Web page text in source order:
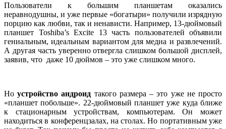
Пользователи к большим планшетам оказались
неравнодушны, и уже первые «богатыри» получили изрядную
порцию как любви, так и ненависти. Например, 13-дюймовый
планшет Toshiba’s Excite 13 часть пользователей объявили
гениальным, идеальным вариантом для медиа и развлечений.
А другая часть уверенно отвергла слишком большой дисплей,
заявив, что даже 10 дюймов – это уже слишком много.
Ноустройство андроид такого размера – это уже не просто
«планшет побольше». 22-дюймовый планшет уже куда ближе
к стационарным устройствам, компьютерам. Он может
находиться в конференцзалах, на столах. Но портативным уже